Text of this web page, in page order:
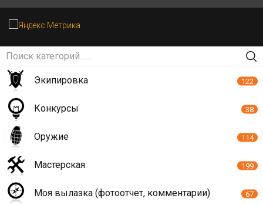
Экипировка 122
Конкурсы 38
Оружие 114
Мастерская 199
Моя вылазка (фотоотчет, комментарии) 67